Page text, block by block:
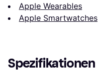
Apple Wearables
Apple Smartwatches
Spezifikationen